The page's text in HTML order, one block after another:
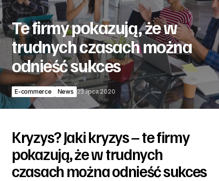
Te firmy pokazują, że w
trudnych czasach można
odnieść sukces
E-commerce News 23 lipca 2020
Kryzys? Jaki kryzys – te firmy
pokazują, że w trudnych
czasach można odnieść sukces